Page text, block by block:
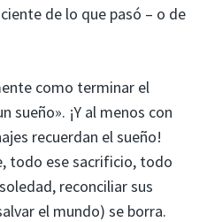
de lo que pasó – o de
como terminar el
sueño». ¡Y al menos con
recuerdan el sueño!
todo ese sacrificio, todo
reconciliar sus
el mundo) se borra.